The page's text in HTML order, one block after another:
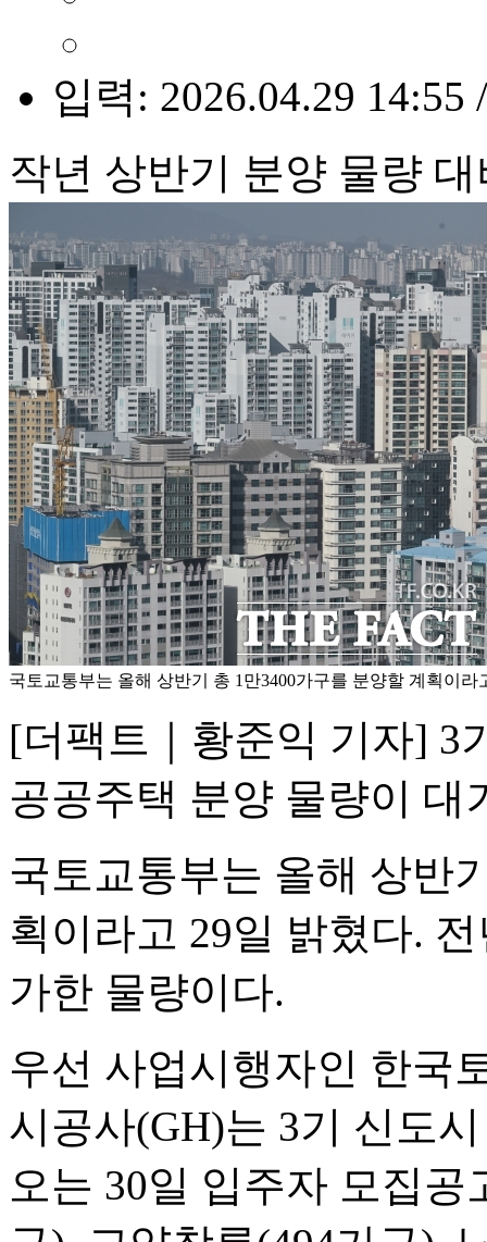
입력: 2026.04.29 14:55
작년 상반기 분양 물량 대
국토교통부는 올해 상반기 총 1만3400가구를 분양할 계획이라
[더팩트｜황준익 기자] 3
공공주택 분양 물량이 대
국토교통부는 올해 상반
획이라고 29일 밝혔다.
가한 물량이다.
우선 사업시행자인 한국
시공사(GH)는 3기 신도
오는 30일 입주자 모집